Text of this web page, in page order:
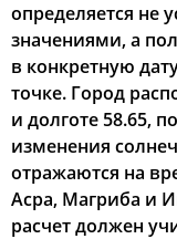
14, Пт 03:35
15, Сб 03:38
16, Вс 03:41
17, Пн 03:44
18, Вт 03:47
определяется не
значениями, а
в конкретную
точке. Город
и долготе 58.65,
изменения
отражаются на
Асра, Магриба и
расчет должен